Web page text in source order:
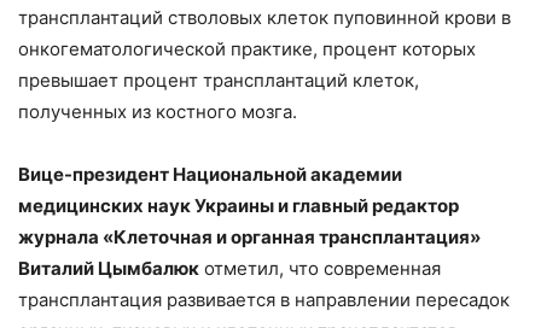
трансплантаций стволовых клеток пуповинной крови в
онкогематологической практике, процент которых
превышает процент трансплантаций клеток,
полученных из костного мозга.
Вице-президент Национальной академии
медицинских наук Украины и главный редактор
журнала «Клеточная и органная трансплантация»
Виталий Цымбалюк отметил, что современная
трансплантация развивается в направлении пересадок